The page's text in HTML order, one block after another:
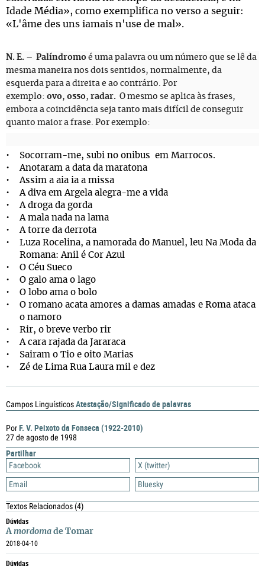
PorF. V. Peixoto da Fonseca (1922-2010)
27 de agosto de 1998
Partilhar
Facebook
X (twitter)
Email
Bluesky
Textos Relacionados(4)
Dúvidas
A mordoma de Tomar
2018-04-10
Dúvidas
Idade Média», como exemplifica no verso a seguir:
«L'âme des uns iamais n'use de mal».
N. E. – Palíndromo é uma palavra ou um número que se lê da
mesma maneira nos dois sentidos, normalmente, da
esquerda para a direita e ao contrário. Por
exemplo: ovo, osso, radar. O mesmo se aplica às frases,
embora a coincidência seja tanto mais difícil de conseguir
quanto maior a frase. Por exemplo:
Socorram-me, subi no onibus em Marrocos.
Anotaram a data da maratona
Assim a aia ia a missa
A diva em Argela alegra-me a vida
A droga da gorda
A mala nada na lama
A torre da derrota
Luza Rocelina, a namorada do Manuel, leu Na Moda da
Romana: Anil é Cor Azul
O Céu Sueco
O galo ama o lago
O lobo ama o bolo
O romano acata amores a damas amadas e Roma ataca
o namoro
Rir, o breve verbo rir
A cara rajada da Jararaca
Sairam o Tio e oito Marias
Zé de Lima Rua Laura mil e dez
Campos LinguísticosAtestação/Significado de palavras